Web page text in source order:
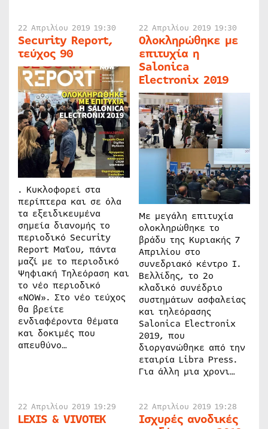
22 Απριλίου 2019 19:30
Security Report,
τεύχος 90
. Κυκλοφορεί στα
περίπτερα και σε όλα
τα εξειδικευμένα
σημεία διανομής το
περιοδικό Security
Report Μαΐου, πάντα
μαζί με το περιοδικό
Ψηφιακή Τηλεόραση και
το νέο περιοδικό
«NOW». Στο νέο τεύχος
θα βρείτε
ενδιαφέροντα θέματα
και δοκιμές που
απευθύνο…
22 Απριλίου 2019 19:30
Ολοκληρώθηκε με
επιτυχία η
Salonica
Electronix 2019
Με μεγάλη επιτυχία
ολοκληρώθηκε το
βράδυ της Κυριακής 7
Απριλίου στο
συνεδριακό κέντρο Ι.
Βελλίδης, το 2ο
κλαδικό συνέδριο
συστημάτων ασφαλείας
και τηλεόρασης
Salonica Electronix
2019, που
διοργανώθηκε από την
εταιρία Libra Press.
Για άλλη μια χρονι…
22 Απριλίου 2019 19:29
LEXIS & VIVOTEK
22 Απριλίου 2019 19:28
Ισχυρές ανοδικές